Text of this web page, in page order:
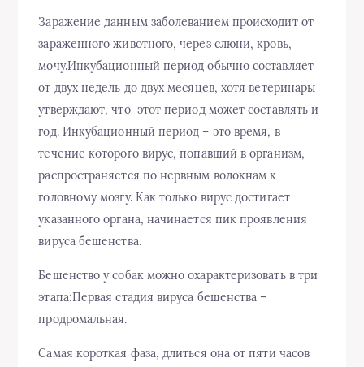
Заражение данным заболеванием происходит от
зараженного животного, через слюни, кровь,
мочу.Инкубационный период обычно составляет
от двух недель до двух месяцев, хотя ветеринары
утверждают, что этот период может составлять и
год. Инкубационный период – это время, в
течение которого вирус, попавший в организм,
распространяется по нервным волокнам к
головному мозгу. Как только вирус достигает
указанного органа, начинается пик проявления
вируса бешенства.
Бешенство у собак можно охарактеризовать в три
этапа:Первая стадия вируса бешенства –
продромальная.
Самая короткая фаза, длиться она от пяти часов